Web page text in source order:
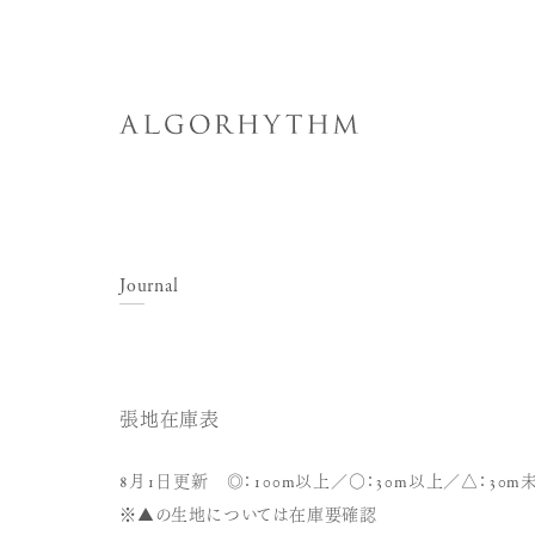
Journal
張地在庫表
8月1日更新 ◎：100m以上／○：30m以上／△：30m
※▲の生地については在庫要確認